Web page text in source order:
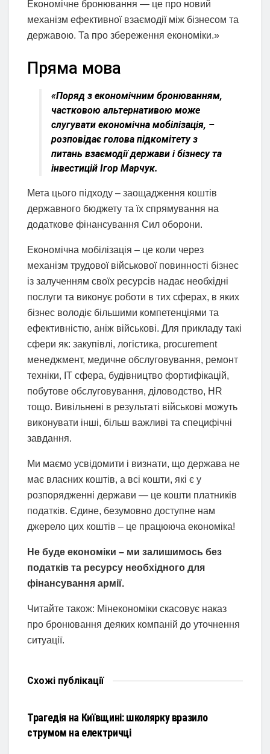
Економічне бронювання — це про новий
механізм ефективної взаємодії між бізнесом та
державою. Та про збереження економіки.»
Пряма мова
«Поряд з економічним бронюванням,
частковою альтернативою може
слугувати економічна мобілізація, –
розповідає голова підкомітету з
питань взаємодії держави і бізнесу та
інвестицій Ігор Марчук.
Мета цього підходу – заощадження коштів
державного бюджету та їх спрямування на
додаткове фінансування Сил оборони.
Економічна мобілізація – це коли через
механізм трудової військової повинності бізнес
із залученням своїх ресурсів надає необхідні
послуги та виконує роботи в тих сферах, в яких
бізнес володіє більшими компетенціями та
ефективністю, аніж військові. Для прикладу такі
сфери як: закупівлі, логістика, procurement
менеджмент, медичне обслуговування, ремонт
техніки, ІТ сфера, будівництво фортифікацій,
побутове обслуговування, діловодство, HR
тощо. Вивільнені в результаті військові можуть
виконувати інші, більш важливі та специфічні
завдання.
Ми маємо усвідомити і визнати, що держава не
має власних коштів, а всі кошти, які є у
розпорядженні держави — це кошти платників
податків. Єдине, безумовно доступне нам
джерело цих коштів – це працююча економіка!
Не буде економіки – ми залишимось без
податків та ресурсу необхідного для
фінансування армії.
Читайте також: Мінекономіки скасовує наказ
про бронювання деяких компаній до уточнення
ситуації.
Схожі публікації
Трагедія на Київщині: школярку вразило
струмом на електричці